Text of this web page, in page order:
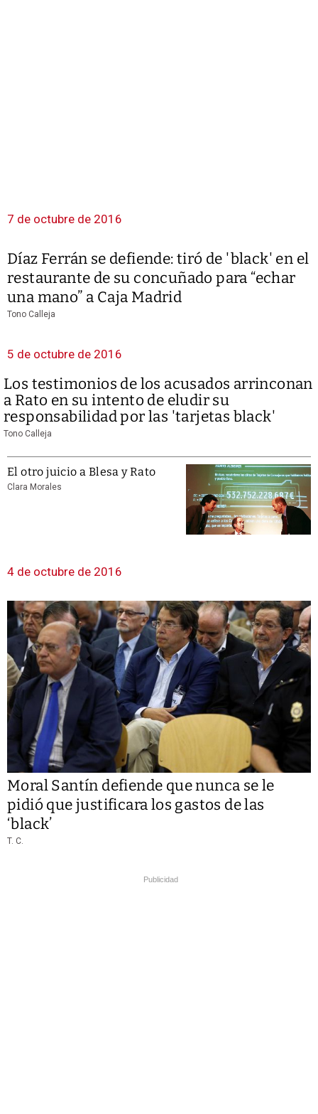
7 de octubre de 2016
Díaz Ferrán se defiende: tiró de 'black' en el
restaurante de su concuñado para “echar
una mano” a Caja Madrid
Tono Calleja
5 de octubre de 2016
Los testimonios de los acusados arrinconan
a Rato en su intento de eludir su
responsabilidad por las 'tarjetas black'
Tono Calleja
El otro juicio a Blesa y Rato
Clara Morales
4 de octubre de 2016
Moral Santín defiende que nunca se le
pidió que justificara los gastos de las
‘black’
T. C.
Publicidad